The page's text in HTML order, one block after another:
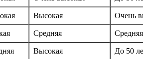
Высокая Очень
Средняя Средняя
Высокая До 50